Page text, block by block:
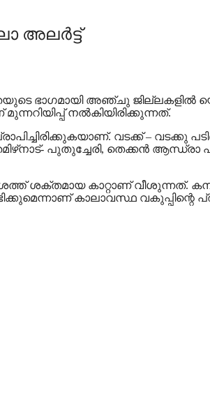
അലര്‍ട്ട്
ഭാഗമായി അഞ്ചു ജില്ലകളില്‍
നല്‍കിയിരിക്കുന്നത്.
വടക്ക് – വടക്കു
പുതുച്ചേരി, തെക്കന്‍ ആന്ധ്രാ
ശക്തമായ കാറ്റാണ് വീശുന്നത്.
കാലാവസ്ഥ വകുപ്പിന്റെ